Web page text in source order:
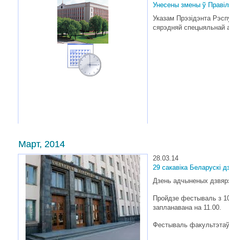
Унесены змены ў
Указам Прэзідэнта
сярэдняй спецыяльнай
Март, 2014
28.03.14
29 сакавіка Беларускі
Дзень адчыненых
Пройдзе фестываль з
запланавана на 11.00.
Фестываль